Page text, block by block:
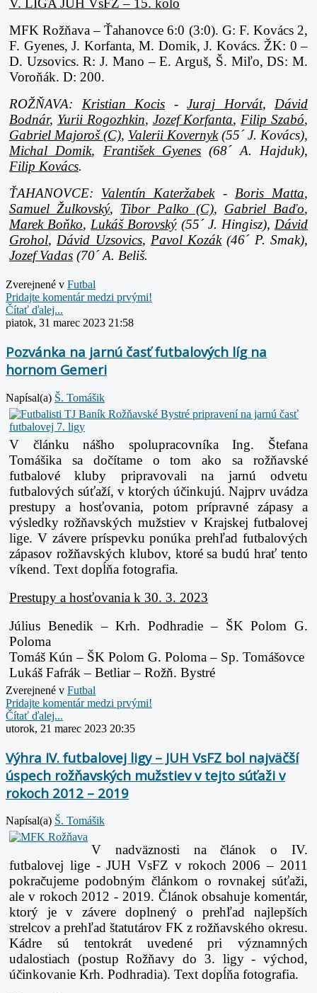
V. LIGA JUH VsFZ – 15. kolo
MFK Rožňava – Ťahanovce 6:0 (3:0). G: F. Kovács 2,
F. Gyenes, J. Korfanta, M. Domik, J. Kovács. ŽK: 0 –
D. Uzsovics. R: J. Mano – E. Arguš, Š. Miľo, DS: M.
Voroňák. D: 200.
ROŽŇAVA: Kristian Kocis - Juraj Horvát, Dávid
Bodnár, Yurii Rogozhkin, Jozef Korfanta,Filip Szabó,
Gabriel Majoroš (C), Valerii Kovernyk(55´ J. Kovács),
Michal Domik, František Gyenes (68´ A. Hajduk),
Filip Kovács.
ŤAHANOVCE: Valentín Kateržabek- Boris Matta,
Samuel Žulkovský, Tibor Palko (C), Gabriel Baďo,
Marek Boňko,Lukáš Borovský(55´ J. Hingisz),Dávid
Grohol,Dávid Uzsovics, Pavol Kozák(46´ P. Smak),
Jozef Vadas (70´ A. Beliš.
Zverejnené v Futbal
Pridajte komentár medzi prvými!
Čítať ďalej...
piatok, 31 marec 2023 21:58
Pozvánka na jarnú časť futbalových líg na
hornom Gemeri
Napísal(a) Š. Tomášik
V článku nášho spolupracovníka Ing. Štefana
Tomášika sa dočítame o tom ako sa rožňavské
futbalové kluby pripravovali na jarnú odvetu
futbalových súťaží, v ktorých účinkujú. Najprv uvádza
prestupy a hosťovania, potom prípravné zápasy a
výsledkyrožňavských mužstiev v Krajskej futbalovej
lige. V závere príspevku ponúka prehľad futbalových
zápasov rožňavských klubov, ktoré sa budú hrať tento
víkend. Text dopĺňa fotografia.
Prestupy a hosťovania k 30. 3. 2023
Július Benedik – Krh. Podhradie – ŠK Polom G.
Poloma
Tomáš Kún – ŠK Polom G. Poloma – Sp. Tomášovce
Lukáš Fafrák – Betliar – Rožň. Bystré
Zverejnené v Futbal
Pridajte komentár medzi prvými!
Čítať ďalej...
utorok, 21 marec 2023 20:35
Výhra IV. futbalovej ligy – JUH VsFZ bol najväčší
úspech rožňavských mužstiev v tejto súťaži v
rokoch 2012 – 2019
Napísal(a) Š. Tomášik
V nadväznosti na článok o IV.
futbalovej lige - JUH VsFZ v rokoch 2006 – 2011
pokračujeme podobným článkom o rovnakej súťaži,
ale v rokoch 2012 - 2019. Článok obsahuje komentár,
ktorý je v závere doplnený o prehľad najlepších
strelcov a prehľad štatutárov FK z rožňavského okresu.
Kádre sú tentokrát uvedené pri významných
udalostiach (postup Rožňavy do 3. ligy - východ,
účinkovanie Krh. Podhradia). Text dopĺňa fotografia.